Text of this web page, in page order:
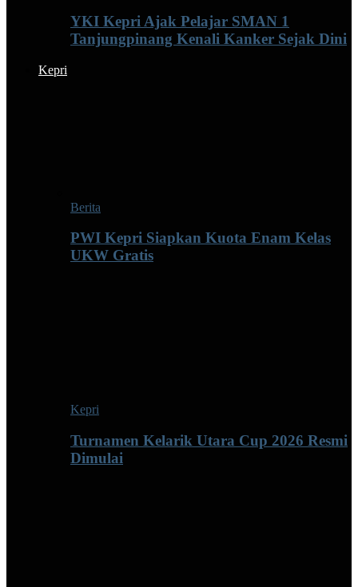
YKI Kepri Ajak Pelajar SMAN 1
Tanjungpinang Kenali Kanker Sejak Dini
Kepri
Berita
PWI Kepri Siapkan Kuota Enam Kelas
UKW Gratis
Kepri
Turnamen Kelarik Utara Cup 2026 Resmi
Dimulai